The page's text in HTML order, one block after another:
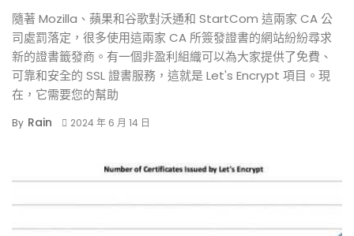
隨著 Mozilla、蘋果和谷歌對沃通和 StartCom 這兩家 CA 公
司處罰落定，很多使用這兩家 CA 所簽發證書的網站紛紛尋求
新的證書籤發商。有一個非盈利組織可以為大家提供了免費、
可靠和安全的 SSL 證書服務，這就是 Let's Encrypt 項目。現
在，它需要您的幫助
By Rain 2024 年 6 月 14 日